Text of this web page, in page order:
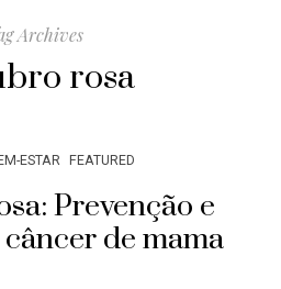
Archives
rosa
ESTAR FEATURED
Prevenção e
de mama